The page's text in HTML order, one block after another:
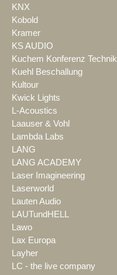
KNX
Kobold
Kramer
KS AUDIO
Kuchem Konferenz Technik
Kuehl Beschallung
Kultour
Kwick Lights
L-Acoustics
Laauser & Vohl
Lambda Labs
LANG
LANG ACADEMY
Laser Imagineering
Laserworld
Lauten Audio
LAUTundHELL
Lawo
Lax Europa
Layher
LC - the live company